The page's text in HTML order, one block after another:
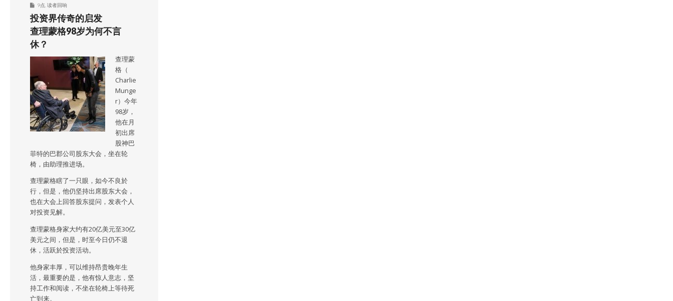
9点 读者回响
投资界传奇的启发
查理蒙格98岁为何不言
休？
查理蒙
格（
Charlie
Munge
r）今年
98岁，
他在月
初出席
股神巴
菲特的巴郡公司股东大会，坐在轮
椅，由助理推进场。
查理蒙格瞎了一只眼，如今不良於
行，但是，他仍坚持出席股东大会，
也在大会上回答股东提问，发表个人
对投资见解。
查理蒙格身家大约有20亿美元至30亿
美元之间，但是，时至今日仍不退
休，活跃於投资活动。
他身家丰厚，可以维持昂贵晚年生
活，最重要的是，他有惊人意志，坚
持工作和阅读，不坐在轮椅上等待死
亡到来。